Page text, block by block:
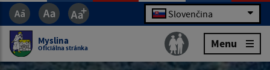
Slovenčina
Myslina
Oficiálna stránka Menu